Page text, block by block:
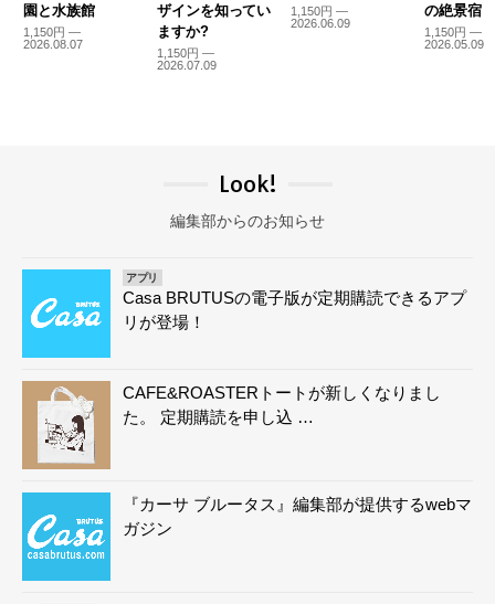
園と水族館
1,150円 —
2026.08.07
ザインを知ってい
ますか?
1,150円 —
2026.07.09
1,150円 —
2026.06.09
の絶景宿
1,150円 —
2026.05.09
Look!
編集部からのお知らせ
アプリ
Casa BRUTUSの電子版が定期購読できるアプ
リが登場！
CAFE&ROASTERトートが新しくなりまし
た。 定期購読を申し込 …
『カーサ ブルータス』編集部が提供するwebマ
ガジン